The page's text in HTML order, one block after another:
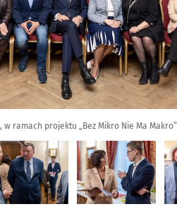
ramach projektu „Bez Mikro Nie Ma Makro”